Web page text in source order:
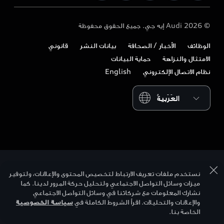
Audi عمان
Audi السعودية
Audi Exclusive
تنزيل الكتيب
المالكون وخدمات ما بعد البيع
الأعمال والأساطيل
أسلوب الحياة
Audi Sport
© 2026 Audi إيه جي. جميع الحقوق محفوظة
الوظائف الأخبار / الصحافة بيانات النشر
قانوني
الامتثال والنزاهة
حماية البيانات
نظام الاتصال الإلكتروني
English
Please select country
نستخدم ملفات تعريف الارتباط لتخصيص المحتوى والإعلانات، ولتوفير
ميزات وسائل التواصل الاجتماعي ولتحليل حركة المرور لدينا. كما
نشارك المعلومات مع شركائنا في وسائل التواصل الاجتماعي
والإعلانات والتحليلات. اقرأ الشروط الكاملة فيسياسة الخصوصية
الخاصة بنا.